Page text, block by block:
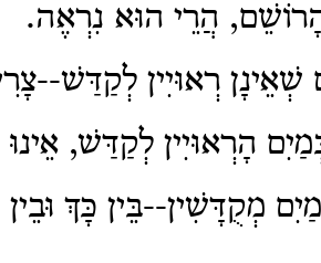
הֲרֵי הוּא נִרְאֶה.
רְאוּיִין לְקַדַּשׁ--
הָרְאוּיִין לְקַדַּשׁ, אֵינוּ
מְקֻדָּשִׁין--בֵּין כָּךְ וּבֵין